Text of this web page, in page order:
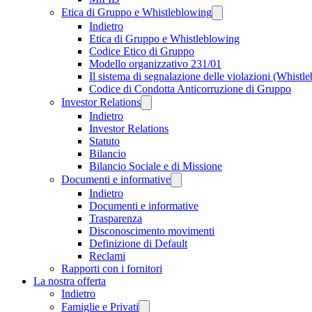
Etica di Gruppo e Whistleblowing
Indietro
Etica di Gruppo e Whistleblowing
Codice Etico di Gruppo
Modello organizzativo 231/01
Il sistema di segnalazione delle violazioni
Codice di Condotta Anticorruzione di Gruppo
Investor Relations
Indietro
Investor Relations
Statuto
Bilancio
Bilancio Sociale e di Missione
Documenti e informative
Indietro
Documenti e informative
Trasparenza
Disconoscimento movimenti
Definizione di Default
Reclami
Rapporti con i fornitori
La nostra offerta
Indietro
Famiglie e Privati